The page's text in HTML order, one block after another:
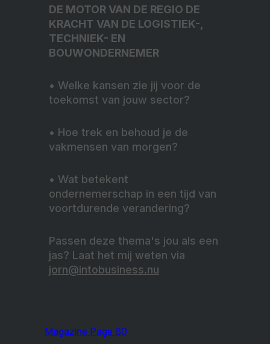
DE MOTOR VAN DE REGIO DE
KRACHT VAN DE LOGISTIEK-,
TECHNIEK- EN
BOUWONDERNEMER
• Welke kansen zie jij voor de
toekomst van jouw sector?
• Hoe trek en behoud je de
vakmensen van morgen?
• Wat betekent
ondernemerschap in een tijd van
voortdurende verandering?
Passen deze thema's jou als een
jas? Laat het mij weten via
jorn@intobusiness.nu
Magazine Page 60